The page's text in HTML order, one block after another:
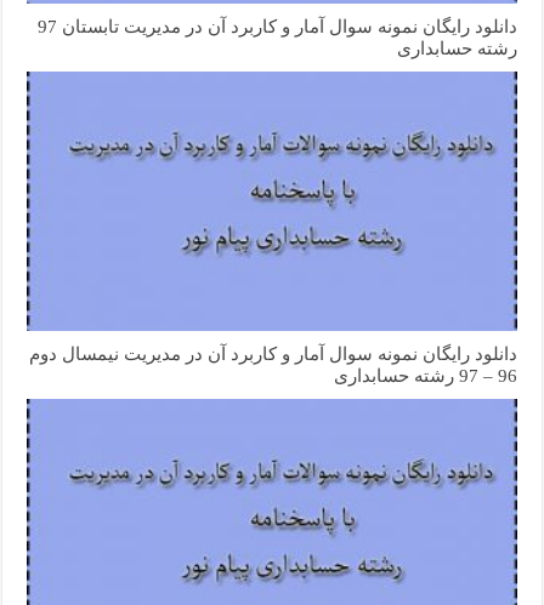
دانلود رایگان نمونه سوال آمار و کاربرد آن در مدیریت تابستان 97
رشته حسابداری
دانلود رایگان نمونه سوال آمار و کاربرد آن در مدیریت نیمسال دوم
96 – 97 رشته حسابداری